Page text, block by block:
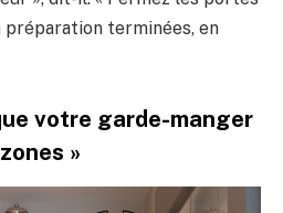
terminées, en
votre garde-manger
»